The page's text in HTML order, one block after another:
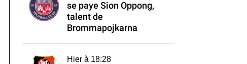
se paye Sion Oppong,
talent de
Brommapojkarna
Hier à 18:28